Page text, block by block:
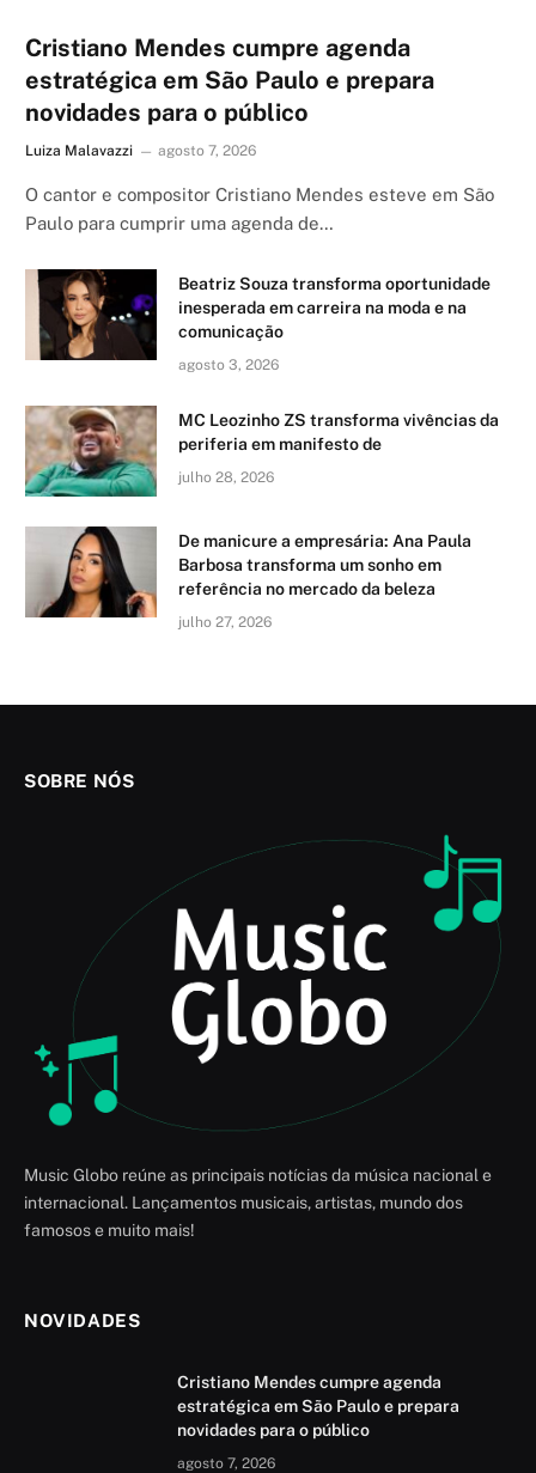
Cristiano Mendes cumpre agenda
estratégica em São Paulo e prepara
novidades para o público
Luiza Malavazzi agosto 7, 2026
O cantor e compositor Cristiano Mendes esteve em São
Paulo para cumprir uma agenda de…
Beatriz Souza transforma oportunidade
inesperada em carreira na moda e na
comunicação
agosto 3, 2026
MC Leozinho ZS transforma vivências da
periferia em manifesto de
julho 28, 2026
De manicure a empresária: Ana Paula
Barbosa transforma um sonho em
referência no mercado da beleza
julho 27, 2026
SOBRE NÓS
Music Globo reúne as principais notícias da música nacional e
internacional. Lançamentos musicais, artistas, mundo dos
famosos e muito mais!
NOVIDADES
Cristiano Mendes cumpre agenda
estratégica em São Paulo e prepara
novidades para o público
agosto 7, 2026